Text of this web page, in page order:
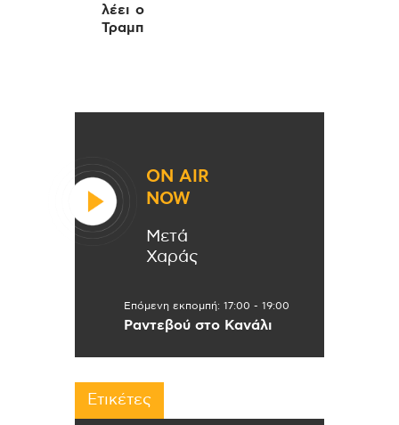
λέει ο
Τραμπ
ON AIR
NOW
Μετά
Χαράς
Επόμενη εκπομπή: 17:00 - 19:00
Ραντεβού στο Κανάλι
Ετικέτες